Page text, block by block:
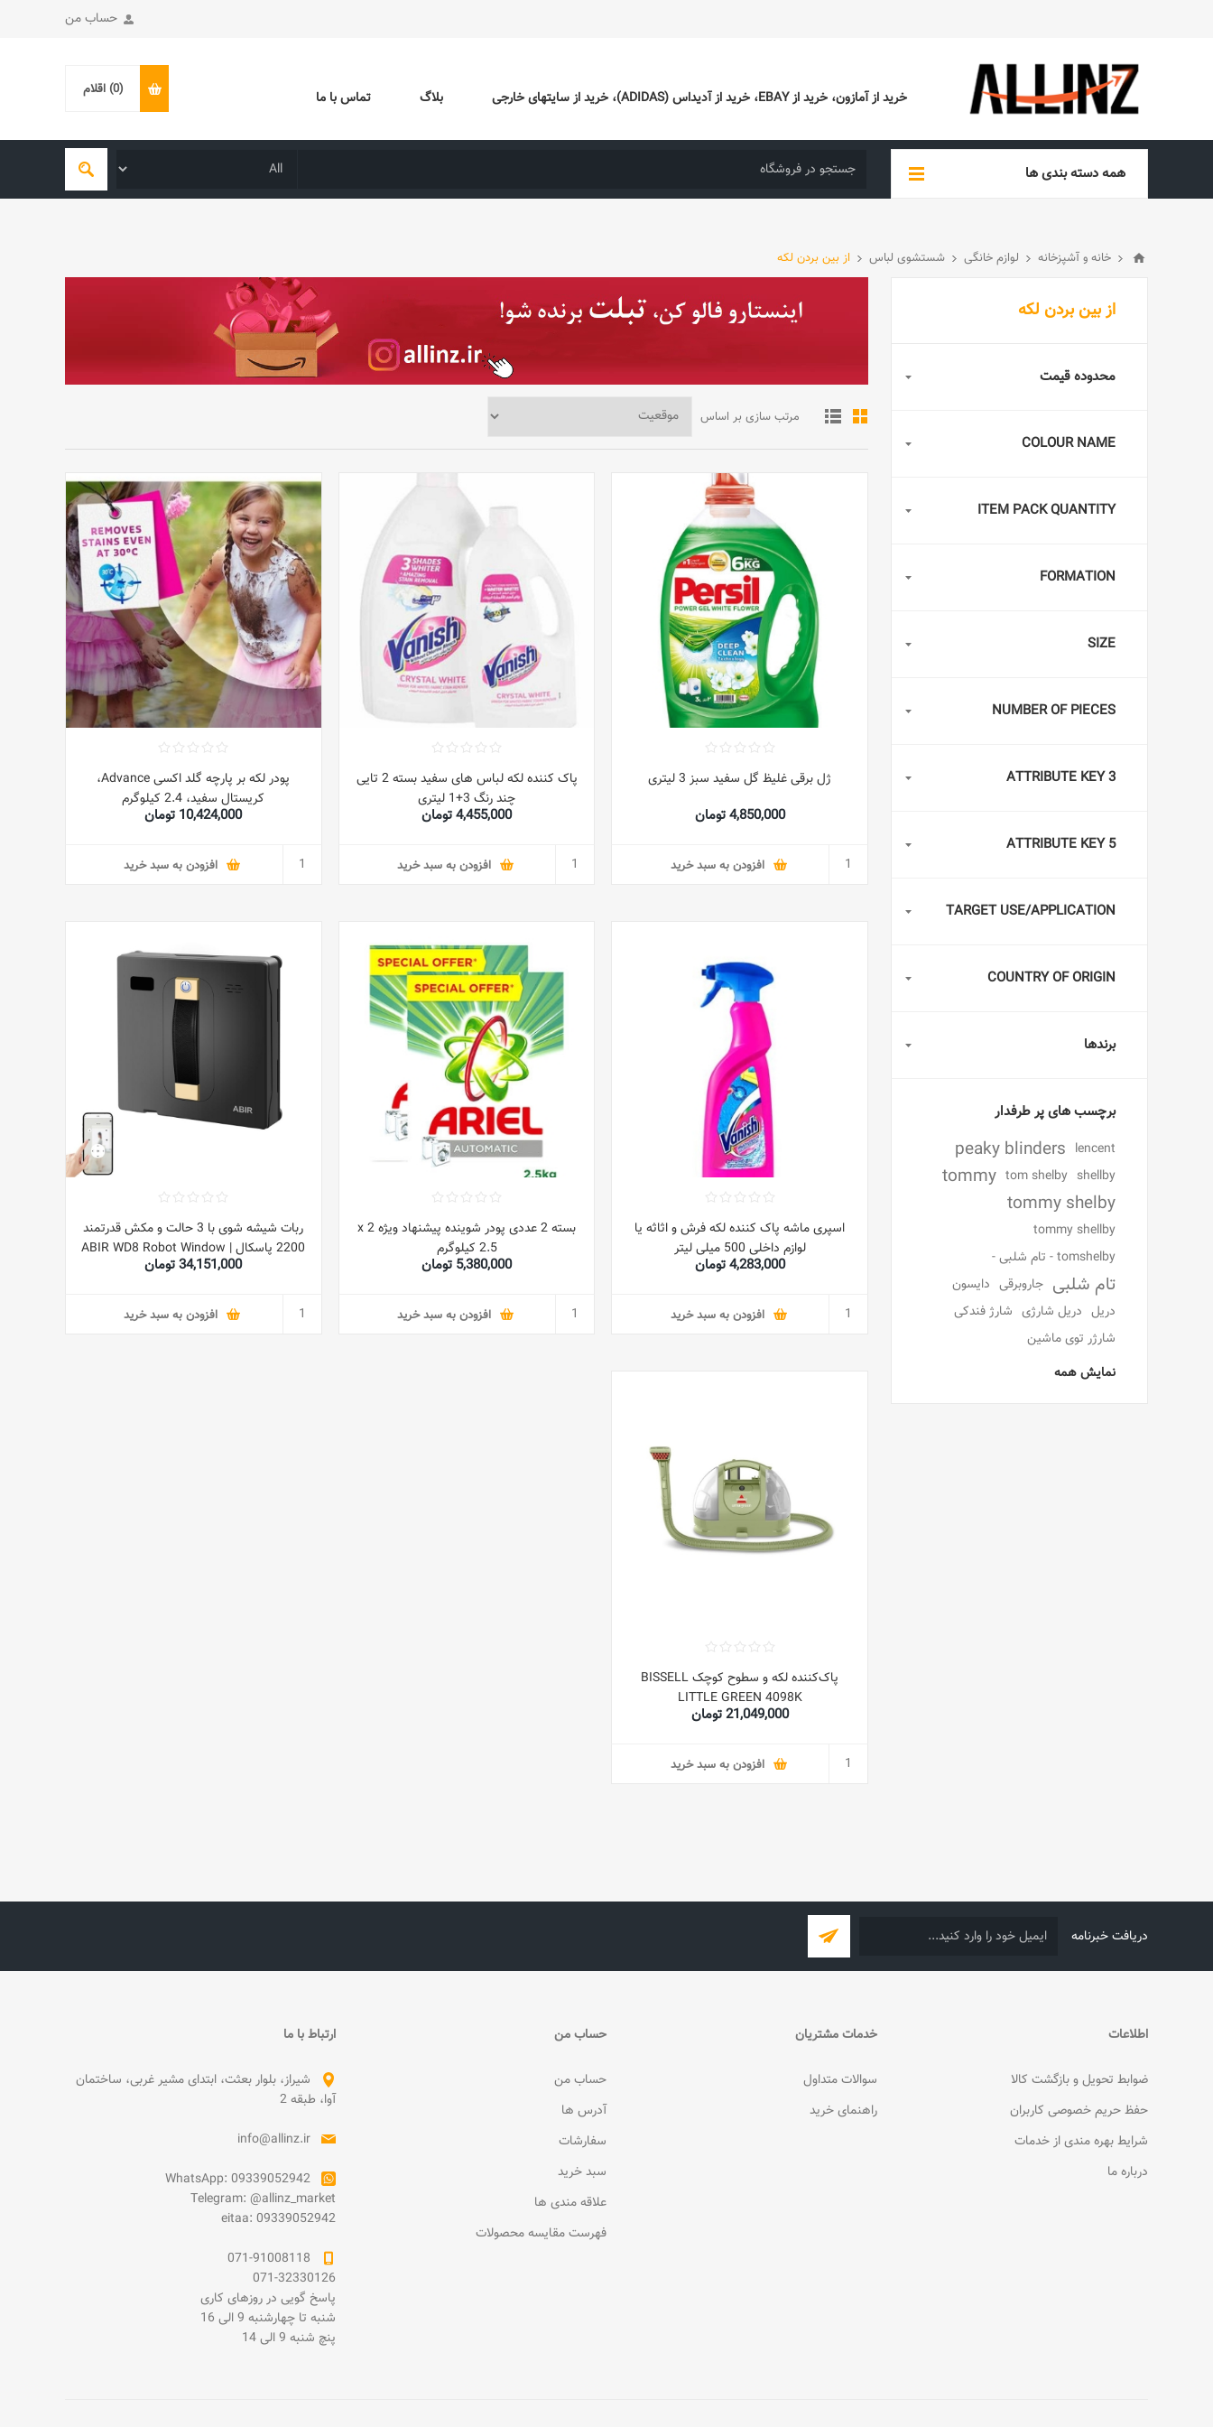
حساب من
خرید از آمازون، خرید از EBAY، خرید از آدیداس (ADIDAS)، خرید از سایتهای خارجی بلاگ تماس با ما (0) اقلام
همه دسته بندی ها
خانه و آشپزخانه لوازم خانگی شستشوی لباس از بین بردن لکه
مرتب سازی بر اساس
ژل برقی غلیظ گل سفید سبز 3 لیتری
4,850,000 تومان
افزودن به سبد خرید
پاک کننده لکه لباس های سفید بسته 2 تایی
چند رنگ 3+1 لیتری
4,455,000 تومان
افزودن به سبد خرید
پودر لکه بر پارچه گلد اکسی Advance،
کریستال سفید، 2.4 کیلوگرم
10,424,000 تومان
افزودن به سبد خرید
اسپری ماشه پاک کننده لکه فرش و اثاثه یا
لوازم داخلی 500 میلی لیتر
4,283,000 تومان
افزودن به سبد خرید
بسته 2 عددی پودر شوینده پیشنهاد ویژه 2 x
2.5 کیلوگرم
5,380,000 تومان
افزودن به سبد خرید
ربات شیشه شوی با 3 حالت و مکش قدرتمند
2200 پاسکال | ABIR WD8 Robot Window
Vacuum Cleaner,Dual Water
34,151,000 تومان
افزودن به سبد خرید
پاک‌کننده لکه و سطوح کوچک BISSELL
LITTLE GREEN 4098K
21,049,000 تومان
افزودن به سبد خرید
از بین بردن لکه
محدوده قیمت
COLOUR NAME
ITEM PACK QUANTITY
FORMATION
SIZE
NUMBER OF PIECES
ATTRIBUTE KEY 3
ATTRIBUTE KEY 5
TARGET USE/APPLICATION
COUNTRY OF ORIGIN
برندها
برچسب های پر طرفدار
lencent
peaky blinders
shellby
tom shelby
tommy
tommy shelby
tommy shellby
tomshelby - تام شلبی -
تام شلبی جاروبرقی دایسون
دریل دریل شارژی شارژ فندکی
شارژر توی ماشین
نمایش همه
دریافت خبرنامه
اطلاعات
ضوابط تحویل و بازگشت کالا
حفظ حریم خصوصی کاربران
شرایط بهره مندی از خدمات
درباره ما
خدمات مشتریان
سوالات متداول
راهنمای خرید
حساب من
حساب من
آدرس ها
سفارشات
سبد خرید
علاقه مندی ها
فهرست مقایسه محصولات
ارتباط با ما
شیراز، بلوار بعثت، ابتدای مشیر غربی، ساختمان
آوا، طبقه 2
info@allinz.ir
WhatsApp: 09339052942
Telegram: @allinz_market
eitaa: 09339052942
071-91008118
071-32330126
پاسخ گویی در روزهای کاری
شنبه تا چهارشنبه 9 الی 16
پنچ شنبه 9 الی 14